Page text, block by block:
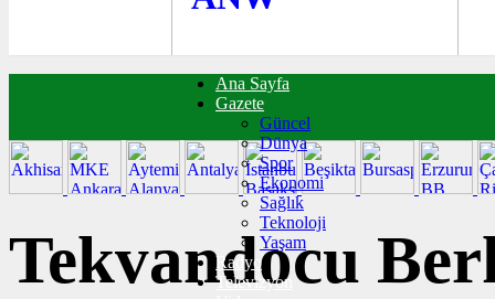
FOTO GALERİ
VIDEO GALERİ
TRAFİK DURUMU
NÖBETÇİ ECZANELER
CANLI SONUÇLAR
HABER GÖNDER
BURÇLAR
İLETİŞİM
Ana Sayfa
Gazete
Güncel
Dünya
Spor
Ekonomi
Sağlık
Teknoloji
Yaşam
Radyo
Televizyon
Tekvandocu